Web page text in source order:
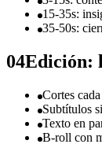
15-35s:
35-50s:
04Edición:
Cortes
Subtítulos
Texto en
B-roll con